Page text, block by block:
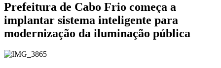
Prefeitura de Cabo Frio começa a
implantar sistema inteligente para
modernização da iluminação pública